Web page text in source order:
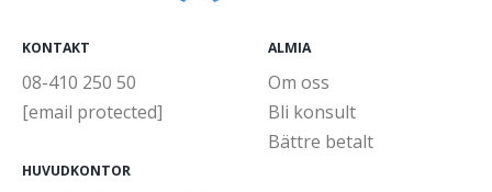
KONTAKT
08-410 250 50
[email protected]
HUVUDKONTOR
ALMIA
Om oss
Bli konsult
Bättre betalt